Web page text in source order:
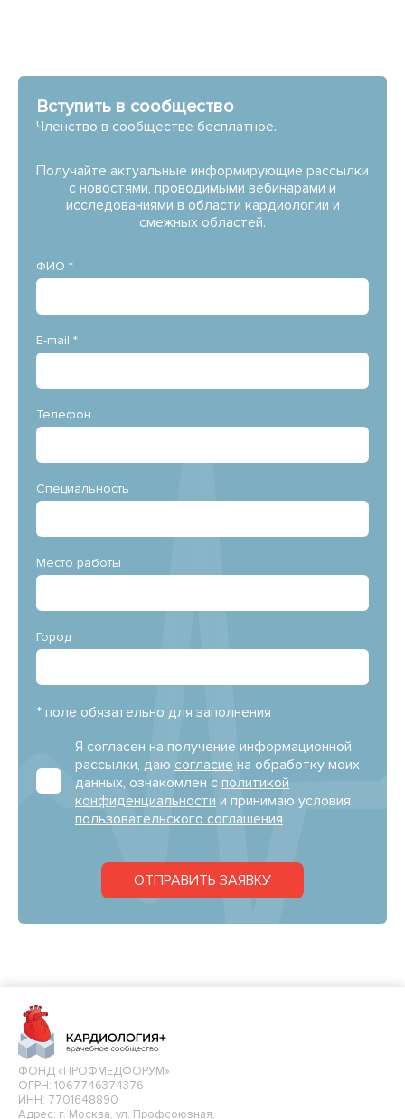
Вступить в сообщество
Членство в сообществе бесплатное.
Получайте актуальные информирующие рассылки
с новостями, проводимыми вебинарами и
исследованиями в области кардиологии и
смежных областей.
ФИО *
E-mail *
Телефон
Специальность
Место работы
Город
* поле обязательно для заполнения
Я согласен на получение информационной
рассылки, даю согласие на обработку моих
данных, ознакомлен с политикой
конфиденциальности и принимаю условия
пользовательского соглашения
ОТПРАВИТЬ ЗАЯВКУ
ФОНД «ПРОФМЕДФОРУМ»
ОГРН: 1067746374376
ИНН: 7701648890
Адрес: г. Москва, ул. Профсоюзная,